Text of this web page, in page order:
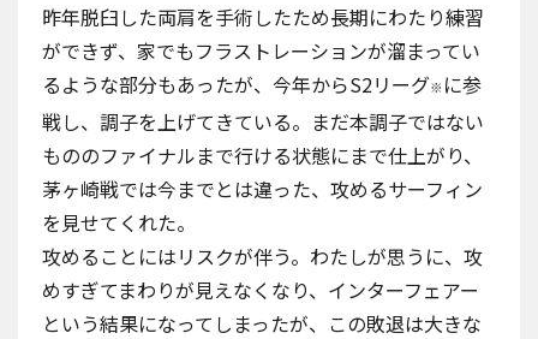
昨年脱臼した両肩を手術したため長期にわたり練習
ができず、家でもフラストレーションが溜まってい
るような部分もあったが、今年からS2リーグ※ に参
戦し、調子を上げてきている。まだ本調子ではない
もののファイナルまで行ける状態にまで仕上がり、
茅ヶ崎戦では今までとは違った、攻めるサーフィン
を見せてくれた。
攻めることにはリスクが伴う。わたしが思うに、攻
めすぎてまわりが見えなくなり、インターフェアー
という結果になってしまったが、この敗退は大きな